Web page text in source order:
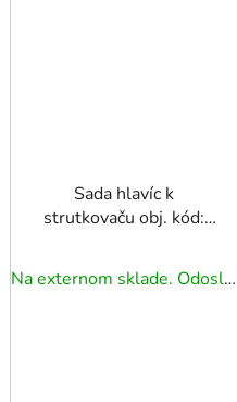
Sada hlavíc k
strutkovaču obj. kód:
Na externom sklade. Odoslanie 3 - 5 prac. dní.